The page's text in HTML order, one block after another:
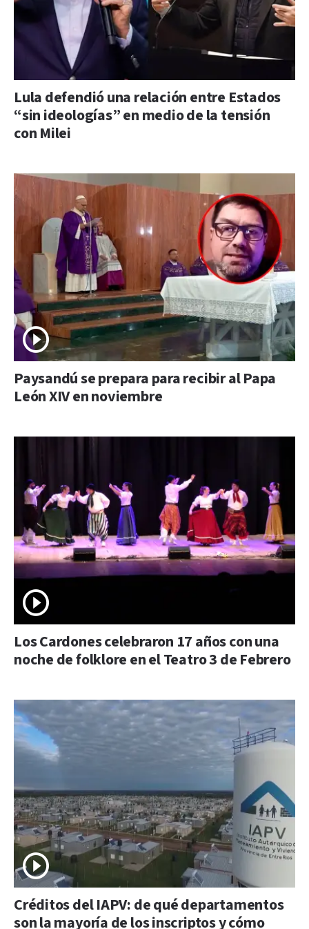
Lula defendió una relación entre Estados
“sin ideologías” en medio de la tensión
con Milei
Paysandú se prepara para recibir al Papa
León XIV en noviembre
Los Cardones celebraron 17 años con una
noche de folklore en el Teatro 3 de Febrero
Créditos del IAPV: de qué departamentos
son la mayoría de los inscriptos y cómo